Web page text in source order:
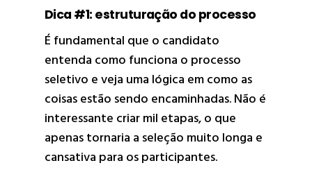
Dica #1: estruturação do processo
É fundamental que o candidato
entenda como funciona o processo
seletivo e veja uma lógica em como as
coisas estão sendo encaminhadas. Não é
interessante criar mil etapas, o que
apenas tornaria a seleção muito longa e
cansativa para os participantes.